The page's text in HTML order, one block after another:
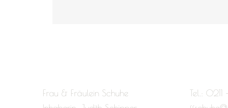
Frau & Fräulein Schuhe
Tel.: 0211